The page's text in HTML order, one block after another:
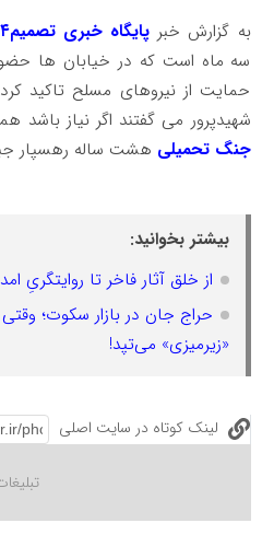
به گزارش خبر پایگاه خبری تصمیم۲۴
سه ماه است که در خیابان ها
حمایت از نیروهای مسلح تاکید
شهیدپرور می گفتند اگر نیاز باشد
جنگ تحمیلی هشت ساله رهسپار
بیشتر بخوانید:
از خلق آثار فاخر تا روایتگریِ
حراج جان در بازار سکوت؛
«زیرمیزی» می‌تپد!
لینک کوتاه در سایت اصلی